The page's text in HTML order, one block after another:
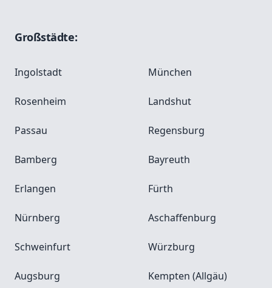
Großstädte:
Ingolstadt München
Rosenheim Landshut
Passau Regensburg
Bamberg Bayreuth
Erlangen Fürth
Nürnberg Aschaffenburg
Schweinfurt Würzburg
Augsburg Kempten (Allgäu)